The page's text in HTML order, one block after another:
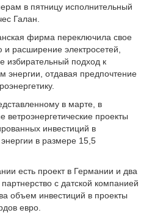
в пятницу исполнительный
Галан.
фирма переключила свое
расширение электросетей,
избирательный подход к
энергии, отдавая предпочтение
в марте, в
проекты
инвестиций в
в размере 15,5
есть проект в Германии и два
с датской компанией
объем инвестиций в проекты
евро.